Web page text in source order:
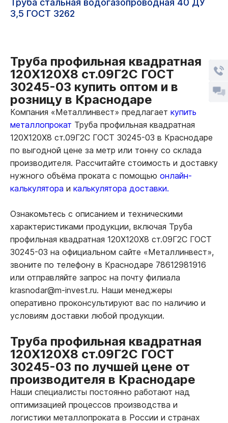
Труба стальная водогазопроводная 40 ДУ
3,5 ГОСТ 3262
Труба профильная квадратная
120Х120Х8 ст.09Г2С ГОСТ
30245-03 купить оптом и в
розницу в Краснодаре
Компания «Металлинвест» предлагает купить
металлопрокат Труба профильная квадратная
120Х120Х8 ст.09Г2С ГОСТ 30245-03 в Краснодаре
по выгодной цене за метр или тонну со склада
производителя. Рассчитайте стоимость и доставку
нужного объёма проката с помощью онлайн-
калькулятора и калькулятора доставки.
Ознакомьтесь с описанием и техническими
характеристиками продукции, включая Труба
профильная квадратная 120Х120Х8 ст.09Г2С ГОСТ
30245-03 на официальном сайте «Металлинвест»,
звоните по телефону в Краснодаре 78612981916
или отправляйте запрос на почту филиала
krasnodar@m-invest.ru. Наши менеджеры
оперативно проконсультируют вас по наличию и
условиям доставки любой продукции.
Труба профильная квадратная
120Х120Х8 ст.09Г2С ГОСТ
30245-03 по лучшей цене от
производителя в Краснодаре
Наши специалисты постоянно работают над
оптимизацией процессов производства и
логистики металлопроката в России и странах